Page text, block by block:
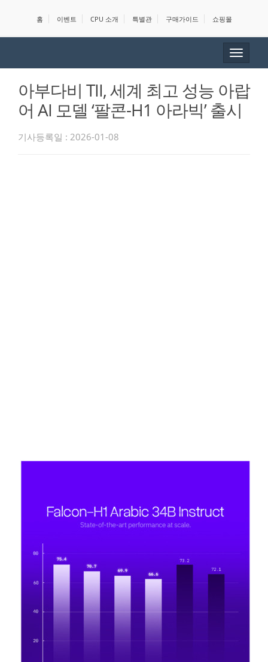
홈 이벤트 CPU 소개 특별관 구매가이드 쇼핑몰
Toggle
아부다비 TII, 세계 최고 성능 아랍
어 AI 모델 ‘팔콘-H1 아라빅’ 출시
기사등록일 : 2026-01-08